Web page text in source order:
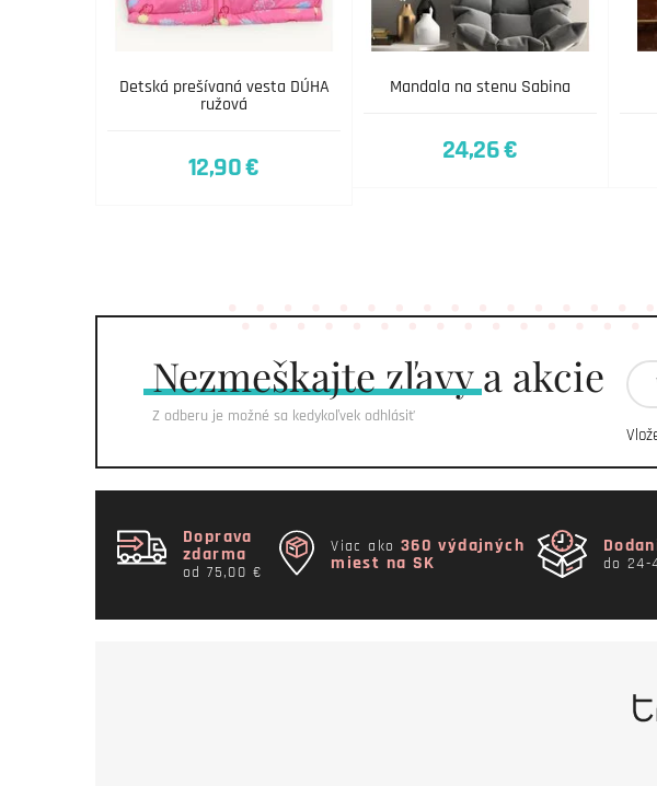
Detská prešívaná vesta DÚHA
ružová
12,90 €
Mandala na stenu Sabina
24,26 €
Nezmeškajtezľavy a akcie
Z odberu je možné sa kedykoľvek odhlásiť
Doprava
zdarma
od 75,00 €
Viac ako 360 výdajných
miest na SK do 24-